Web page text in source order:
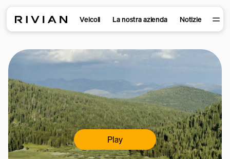
Veicoli La nostra azienda Notizie
Play